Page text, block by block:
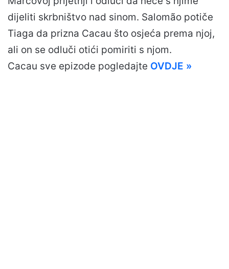
dijeliti skrbništvo nad sinom. Salomão potiče
Tiaga da prizna Cacau što osjeća prema njoj,
ali on se odluči otići pomiriti s njom.
Cacau sve epizode pogledajte OVDJE »